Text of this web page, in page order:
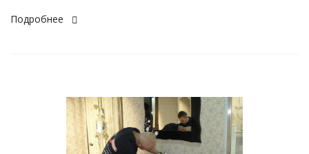
Подробнее